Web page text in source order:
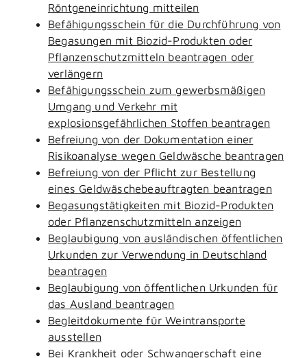
Röntgeneinrichtung mitteilen
Befähigungsschein für die Durchführung von
Begasungen mit Biozid-Produkten oder
Pflanzenschutzmitteln beantragen oder
verlängern
Befähigungsschein zum gewerbsmäßigen
Umgang und Verkehr mit
explosionsgefährlichen Stoffen beantragen
Befreiung von der Dokumentation einer
Risikoanalyse wegen Geldwäsche beantragen
Befreiung von der Pflicht zur Bestellung
eines Geldwäschebeauftragten beantragen
Begasungstätigkeiten mit Biozid-Produkten
oder Pflanzenschutzmitteln anzeigen
Beglaubigung von ausländischen öffentlichen
Urkunden zur Verwendung in Deutschland
beantragen
Beglaubigung von öffentlichen Urkunden für
das Ausland beantragen
Begleitdokumente für Weintransporte
ausstellen
Bei Krankheit oder Schwangerschaft eine